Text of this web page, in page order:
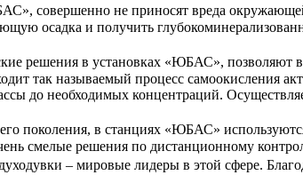
совершенно не приносят вреда
осадка и получить
решения в установках «ЮБАС», позволяют
так называемый процесс самоокисления
до необходимых концентраций.
поколения, в станциях «ЮБАС»
смелые решения по дистанционному
– мировые лидеры в этой сфере.